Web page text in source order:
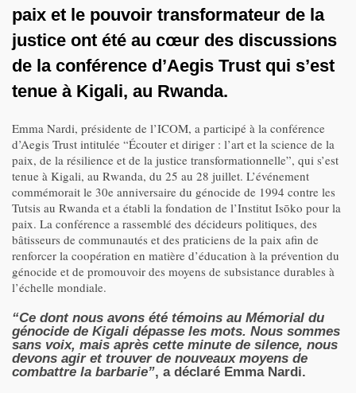
paix et le pouvoir transformateur de la
justice ont été au cœur des discussions
de la conférence d’Aegis Trust qui s’est
tenue à Kigali, au Rwanda.
Emma Nardi, présidente de l’ICOM, a participé à la conférence
d’Aegis Trust intitulée “Écouter et diriger : l’art et la science de la
paix, de la résilience et de la justice transformationnelle”, qui s’est
tenue à Kigali, au Rwanda, du 25 au 28 juillet. L’événement
commémorait le 30e anniversaire du génocide de 1994 contre les
Tutsis au Rwanda et a établi la fondation de l’Institut Isōko pour la
paix. La conférence a rassemblé des décideurs politiques, des
bâtisseurs de communautés et des praticiens de la paix afin de
renforcer la coopération en matière d’éducation à la prévention du
génocide et de promouvoir des moyens de subsistance durables à
l’échelle mondiale.
“Ce dont nous avons été témoins au Mémorial du
génocide de Kigali dépasse les mots. Nous sommes
sans voix, mais après cette minute de silence, nous
devons agir et trouver de nouveaux moyens de
combattre la barbarie”, a déclaré Emma Nardi.